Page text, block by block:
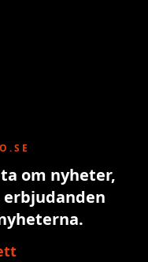
om nyheter,